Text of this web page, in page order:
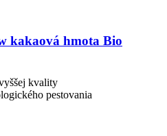
kakaová hmota Bio
kvality
pestovania